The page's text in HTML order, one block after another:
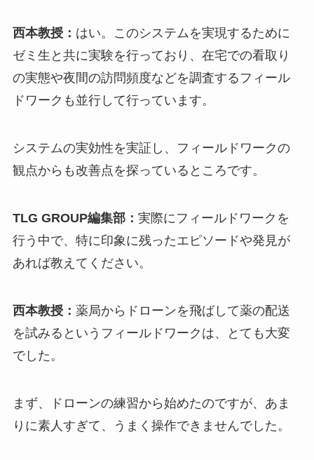
西本教授： はい。このシステムを実現するために
ゼミ生と共に実験を行っており、在宅での看取り
の実態や夜間の訪問頻度などを調査するフィール
ドワークも並行して行っています。
システムの実効性を実証し、フィールドワークの
観点からも改善点を探っているところです。
TLG GROUP編集部： 実際にフィールドワークを
行う中で、特に印象に残ったエピソードや発見が
あれば教えてください。
西本教授： 薬局からドローンを飛ばして薬の配送
を試みるというフィールドワークは、とても大変
でした。
まず、ドローンの練習から始めたのですが、あま
りに素人すぎて、うまく操作できませんでした。